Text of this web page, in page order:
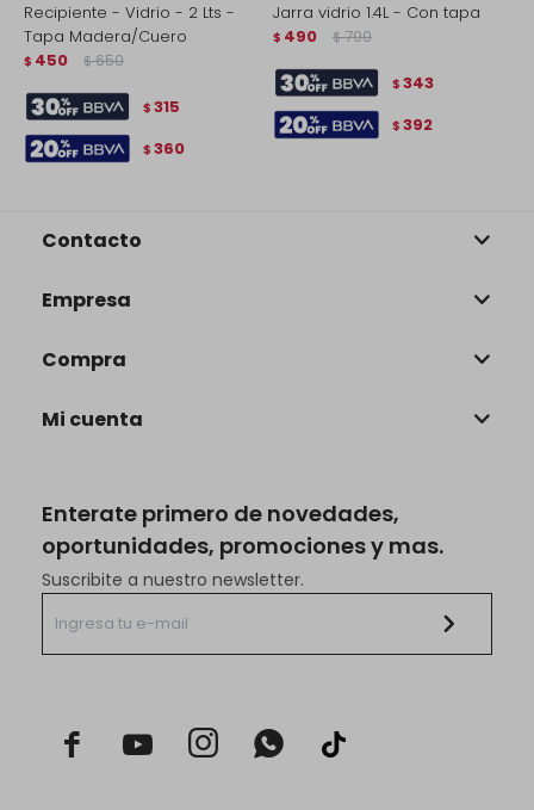
Recipiente - Vidrio - 2 Lts -
Tapa Madera/Cuero
$ 450 $ 650
$ 315
$ 360
Jarra vidrio 1.4L - Con tapa
$ 490 $ 790
$ 343
$ 392
Enterate primero de novedades,
oportunidades, promociones y mas.
Suscribite a nuestro newsletter.
  
Contacto
Empresa
Compra
Mi cuenta